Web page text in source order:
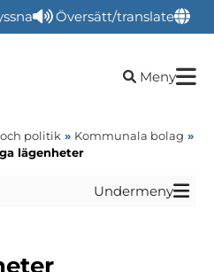
Översätt/translate
Öppna
Meny
politik » Kommunala bolag »
lägenheter
Undermeny